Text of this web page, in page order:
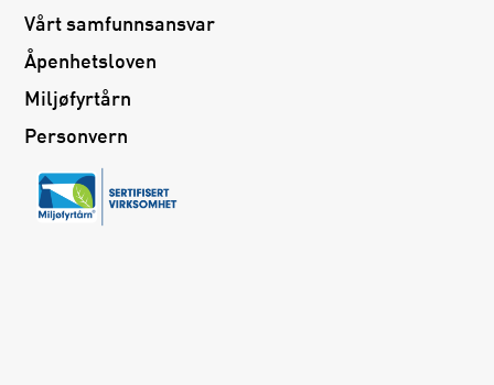
Vårt samfunnsansvar
Åpenhetsloven
Miljøfyrtårn
Personvern